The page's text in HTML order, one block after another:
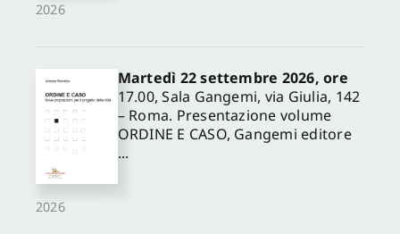
2026
2026
Martedì 22 settembre 2026, ore
17.00, Sala Gangemi, via Giulia, 142
– Roma. Presentazione volume
ORDINE E CASO, Gangemi editore
...